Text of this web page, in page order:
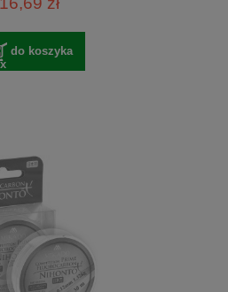
do koszyka